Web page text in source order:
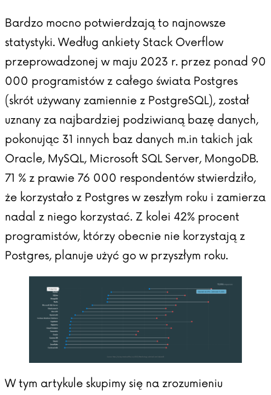
Bardzo mocno potwierdzają to najnowsze
statystyki. Według ankiety Stack Overflow
przeprowadzonej w maju 2023 r. przez ponad 90
000 programistów z całego świata Postgres
(skrót używany zamiennie z PostgreSQL), został
uznany za najbardziej podziwianą bazę danych,
pokonując 31 innych baz danych m.in takich jak
Oracle, MySQL, Microsoft SQL Server, MongoDB.
71 % z prawie 76 000 respondentów stwierdziło,
że korzystało z Postgres w zeszłym roku i zamierza
nadal z niego korzystać. Z kolei 42% procent
programistów, którzy obecnie nie korzystają z
Postgres, planuje użyć go w przyszłym roku.
W tym artykule skupimy się na zrozumieniu